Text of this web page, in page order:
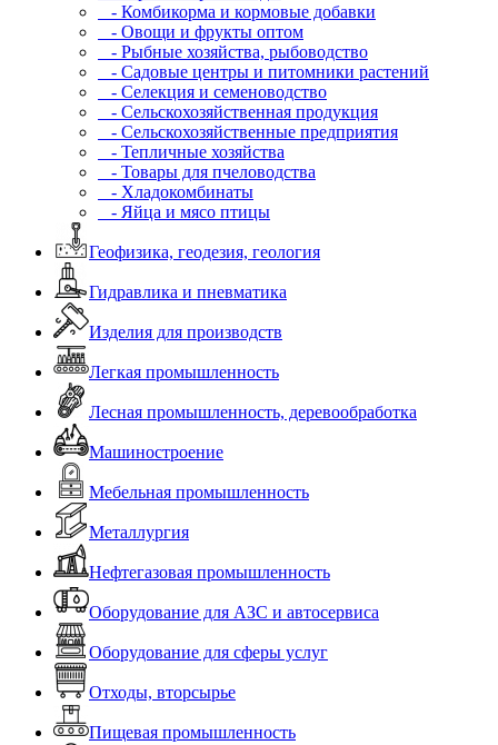
- Комбикорма и кормовые добавки
- Овощи и фрукты оптом
- Рыбные хозяйства, рыбоводство
- Садовые центры и питомники растений
- Селекция и семеноводство
- Сельскохозяйственная продукция
- Сельскохозяйственные предприятия
- Тепличные хозяйства
- Товары для пчеловодства
- Хладокомбинаты
- Яйца и мясо птицы
Геофизика, геодезия, геология
Гидравлика и пневматика
Изделия для производств
Легкая промышленность
Лесная промышленность, деревообработка
Машиностроение
Мебельная промышленность
Металлургия
Нефтегазовая промышленность
Оборудование для АЗС и автосервиса
Оборудование для сферы услуг
Отходы, вторсырье
Пищевая промышленность